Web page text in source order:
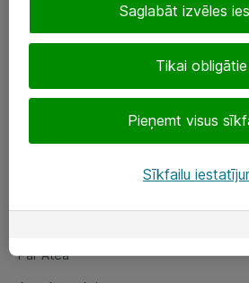
Sekojiet mums
Par Atea
Par Atea
Tikai obligātie
Pieņemt visus
Saglabāt izvēles
Sīkfailu